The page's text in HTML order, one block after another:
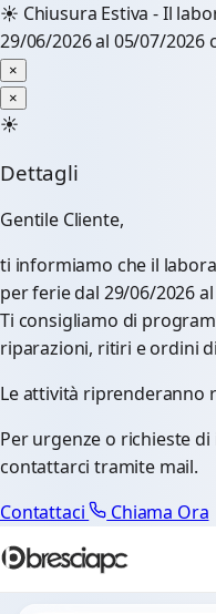
☀️ Chiusura Estiva - Il
29/06/2026 al 05/07/2026
×
×
☀️
Dettagli
Gentile Cliente,
ti informiamo che il
per ferie dal 29/06/2026
Ti consigliamo di
riparazioni, ritiri e ordini
Le attività riprenderanno
Per urgenze o richieste
contattarci tramite mail.
Contattaci
Chiama Ora